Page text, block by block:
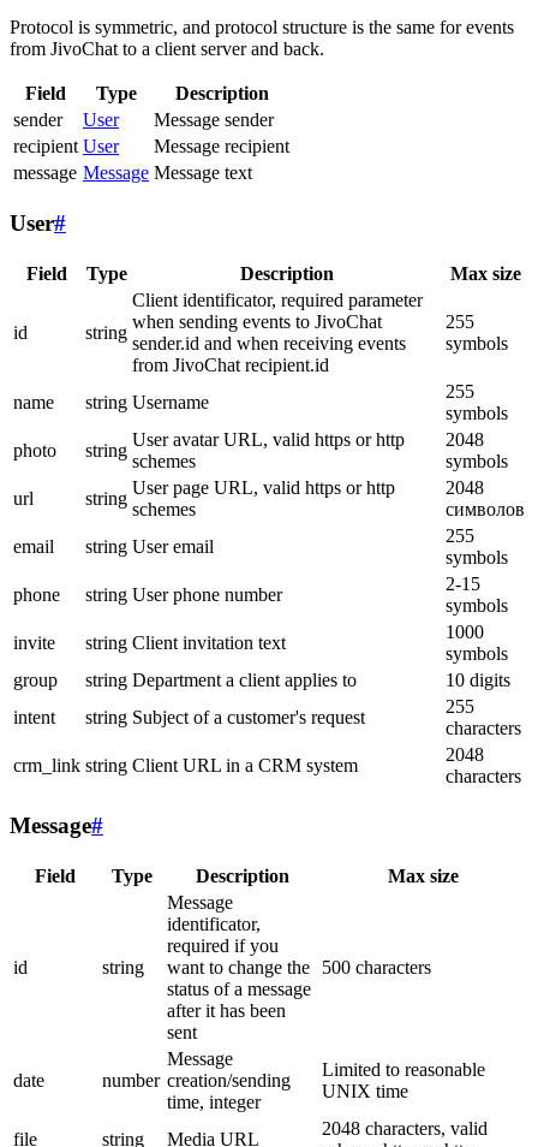
Protocol is symmetric, and protocol structure is the same for events
from JivoChat to a client server and back.
Field Type
Description
sender
User
Message sender
recipient User
Message recipient
message Message Message text
User#
Field Type Description Max size
id string
Client identificator, required parameter
when sending events to JivoChat
sender.id and when receiving events
from JivoChat recipient.id
255
symbols
name string Username
255
symbols
photo
string
User avatar URL, valid https or http
schemes
2048
symbols
url
string
User page URL, valid https or http
schemes
2048
символов
email
string User email
255
symbols
phone
string User phone number
2-15
symbols
invite
string Client invitation text
1000
symbols
group
string Department a client applies to
10 digits
intent
string Subject of a customer's request
255
characters
crm_link string Client URL in a CRM system
2048
characters
Message#
Field Type Description Max size
id string
Message
identificator,
required if you
want to change the
status of a message
after it has been
sent
500 characters
date number
Message
creation/sending
time, integer
Limited to reasonable
UNIX time
file string Media URL
2048 characters, valid